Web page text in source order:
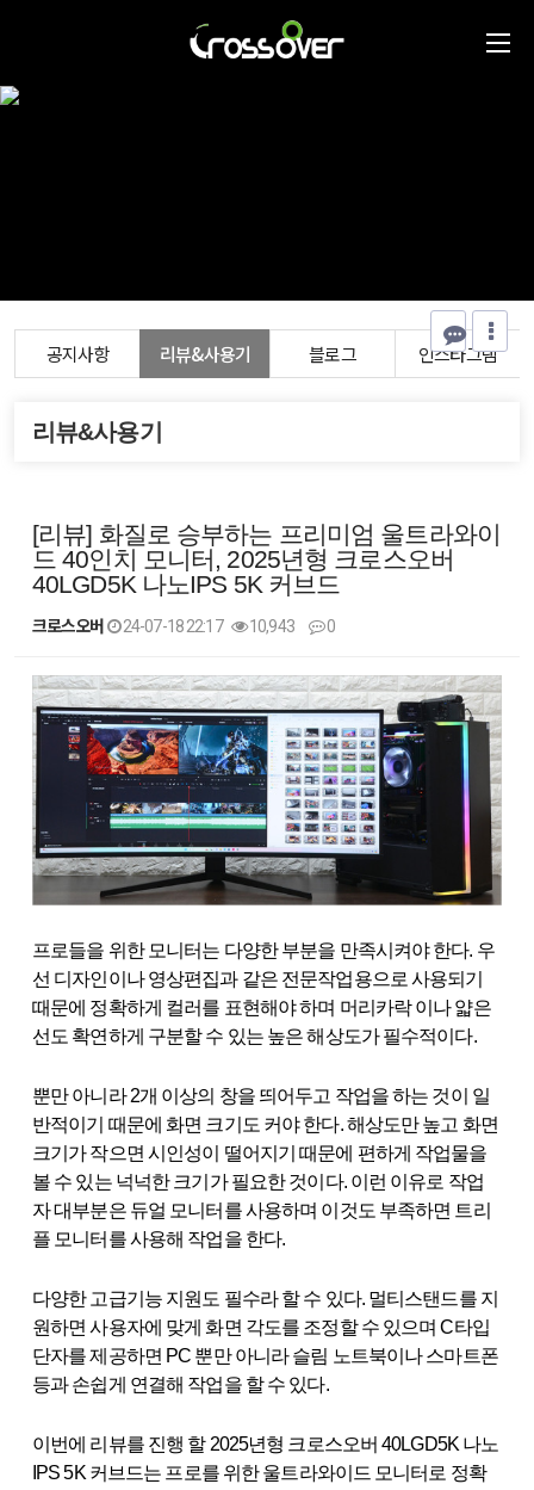
공지사항 리뷰&사용기 블로그 인스타그램
리뷰&사용기
[리뷰] 화질로 승부하는 프리미엄 울트라와이
드 40인치 모니터, 2025년형 크로스오버
40LGD5K 나노IPS 5K 커브드
크로스오버 24-07-18 22:17 10,943 0
본문
프로들을 위한 모니터는 다양한 부분을 만족시켜야 한다. 우
선 디자인이나 영상편집과 같은 전문작업용으로 사용되기
때문에 정확하게 컬러를 표현해야 하며 머리카락 이나 얇은
선도 확연하게 구분할 수 있는 높은 해상도가 필수적이다.
뿐만 아니라 2개 이상의 창을 띄어두고 작업을 하는 것이 일
반적이기 때문에 화면 크기도 커야 한다. 해상도만 높고 화면
크기가 작으면 시인성이 떨어지기 때문에 편하게 작업물을
볼 수 있는 넉넉한 크기가 필요한 것이다. 이런 이유로 작업
자 대부분은 듀얼 모니터를 사용하며 이것도 부족하면 트리
플 모니터를 사용해 작업을 한다.
다양한 고급기능 지원도 필수라 할 수 있다. 멀티스탠드를 지
원하면 사용자에 맞게 화면 각도를 조정할 수 있으며 C타입
단자를 제공하면 PC 뿐만 아니라 슬림 노트북이나 스마트폰
등과 손쉽게 연결해 작업을 할 수 있다.
이번에 리뷰를 진행 할 2025년형 크로스오버 40LGD5K 나노
IPS 5K 커브드는 프로를 위한 울트라와이드 모니터로 정확